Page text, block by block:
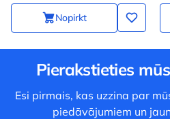
Nopirkt
Pierakstieties
Esi pirmais, kas uzzina par
piedāvājumiem un